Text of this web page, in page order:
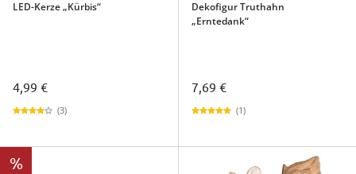
LED-Kerze „Kürbis“
4,99 €
(3)
Dekofigur Truthahn
„Erntedank“
7,69 €
(1)
%